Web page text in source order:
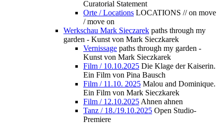
Curatorial Statement
Orte / Locations LOCATIONS // on move
/ move on
Werkschau Mark Sieczarek paths through my
garden - Kunst von Mark Sieczkarek
Vernissage paths through my garden -
Kunst von Mark Sieczkarek
Film / 10.10.2025 Die Klage der Kaiserin.
Ein Film von Pina Bausch
Film / 11.10. 2025 Malou and Dominique.
Ein Film von Mark Sieczkarek
Film / 12.10.2025 Ahnen ahnen
Tanz / 18./19.10.2025 Open Studio-
Premiere